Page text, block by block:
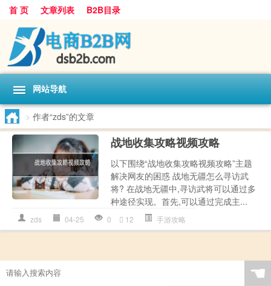
首 页 文章列表 B2B目录
网站导航
> 作者“zds”的文章
战地收集攻略视频攻略
以下围绕“战地收集攻略视频攻略”主题
解决网友的困惑 战地无疆怎么寻访武
将? 在战地无疆中,寻访武将可以通过多
种途径实现。首先,可以通过完成主...
zds 04-25 0 12 手游攻略
☚